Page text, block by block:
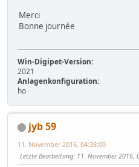
Merci
Bonne journée
Win-Digipet-Version:
2021
Anlagenkonfiguration:
ho
jyb 59
11. November 2016, 04:38:00
Letzte Bearbeitung: 11. November 2016,